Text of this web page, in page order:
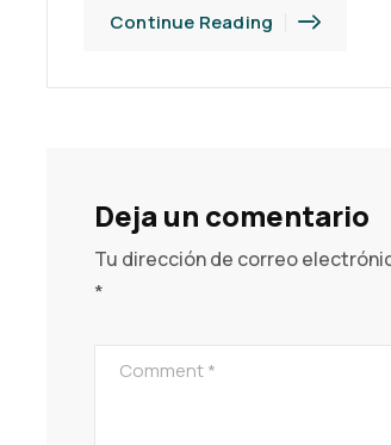
Continue Reading
Deja un comentario
Tu dirección de correo
*